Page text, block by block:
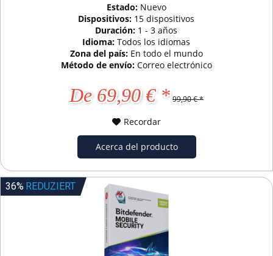
Estado: Nuevo
Dispositivos: 15 dispositivos
Duración: 1 - 3 años
Idioma:Todos los idiomas
Zona del país: En todo el mundo
Método de envío: Correo electrónico
De 69,90 € * 99,90 € *
Recordar
Acerca del producto
36% REDUZIERT